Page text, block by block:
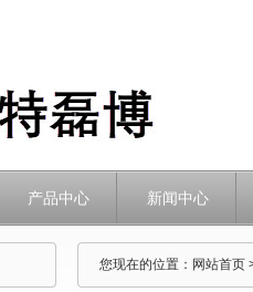
产品中心 新闻中心
您现在的位置： 网站首页